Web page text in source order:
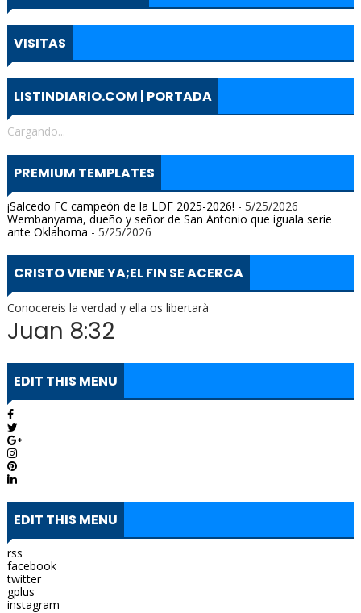
VISITAS
LISTINDIARIO.COM | PORTADA
Cargando...
PREMIUM TEMPLATES
¡Salcedo FC campeón de la LDF 2025-2026! - 5/25/2026
Wembanyama, dueño y señor de San Antonio que iguala serie
ante Oklahoma - 5/25/2026
CRISTO VIENE YA;EL FIN SE ACERCA
Conocereis la verdad y ella os libertarà
Juan 8:32
EDIT THIS MENU
EDIT THIS MENU
rss
facebook
twitter
gplus
instagram